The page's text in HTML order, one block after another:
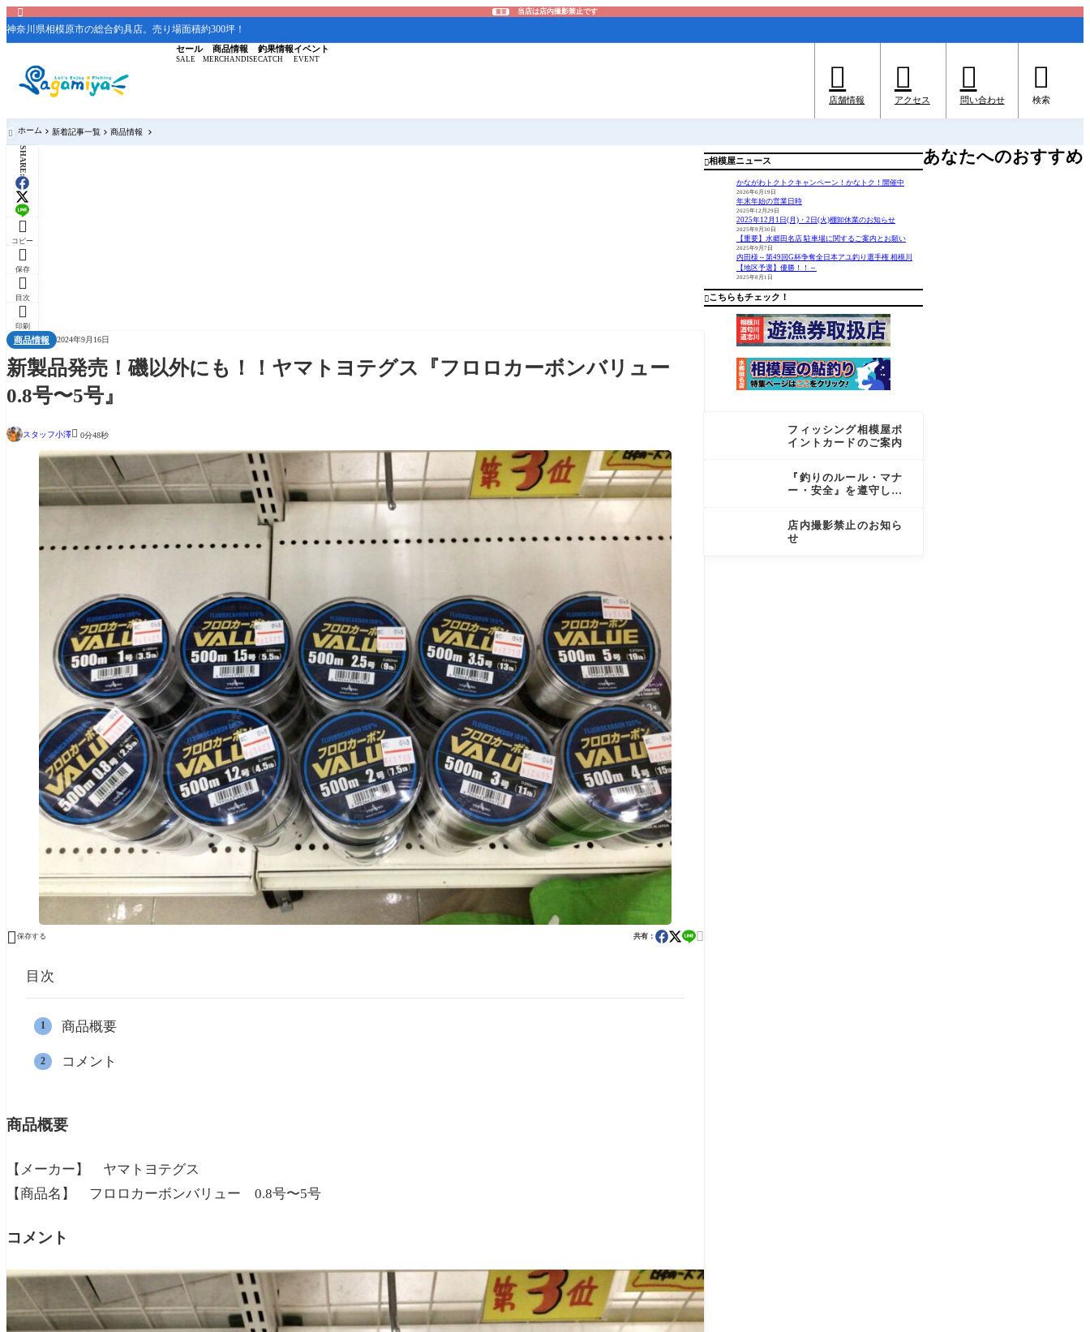
 重要 当店は店内撮影禁止です
神奈川県相模原市の総合釣具店。売り場面積約300坪！
セール
SALE
商品情報
MERCHANDISE
釣果情報
CATCH
イベント
EVENT

店舗情報

アクセス

問い合わせ

検索
 ホーム 新着記事一覧 商品情報
SHARE:

コピー

保存

目次

印刷
商品情報 2024年9月16日
新製品発売！磯以外にも！！ヤマトヨテグス『フロロカーボンバリュー
0.8号〜5号』
スタッフ小澤 0分48秒
 保存する 共有： 
目次
商品概要
コメント
商品概要
【メーカー】 ヤマトヨテグス
【商品名】 フロロカーボンバリュー 0.8号〜5号
コメント
相模屋ニュース
かながわトクトクキャンペーン！かなトク！開催中
2026年6月19日
年末年始の営業日時
2025年12月29日
2025年12月1日(月)・2日(火)棚卸休業のお知らせ
2025年9月30日
【重要】水郷田名店 駐車場に関するご案内とお願い
2025年9月7日
内田様～第49回G杯争奪全日本アユ釣り選手権 相模川
【地区予選】優勝！！～
2025年8月1日
こちらもチェック！
フィッシング相模屋ポ
イントカードのご案内
『釣りのルール・マナ
ー・安全』を遵守しま
店内撮影禁止のお知ら
せ
あなたへのおすすめ